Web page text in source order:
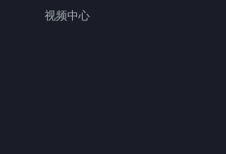
视频中心